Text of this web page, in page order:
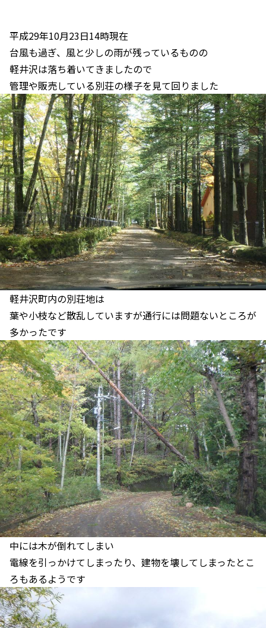
平成29年10月23日14時現在
台風も過ぎ、風と少しの雨が残っているものの
軽井沢は落ち着いてきましたので
管理や販売している別荘の様子を見て回りました
軽井沢町内の別荘地は
葉や小枝など散乱していますが通行には問題ないところが
多かったです
中には木が倒れてしまい
電線を引っかけてしまったり、建物を壊してしまったとこ
ろもあるようです